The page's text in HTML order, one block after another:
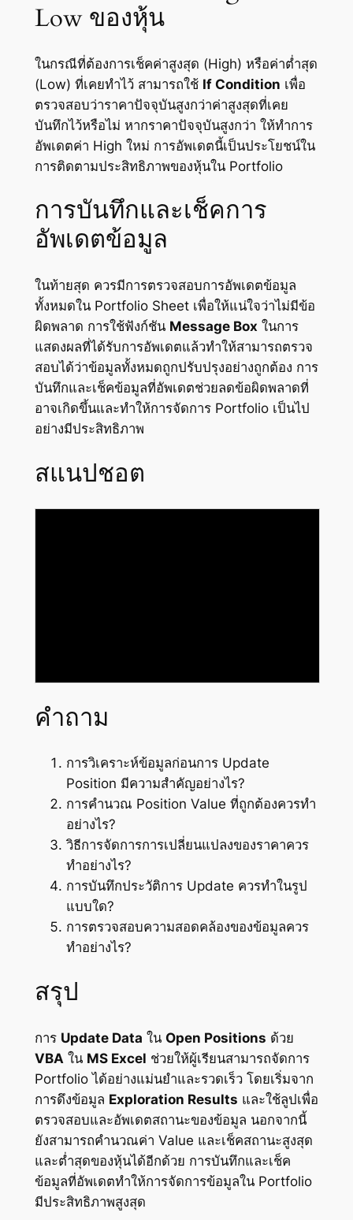
Low ของหุ้น
ในกรณีที่ต้องการเช็คค่าสูงสุด (High) หรือค่าต่ำสุด
(Low) ที่เคยทำไว้ สามารถใช้ If Condition เพื่อ
ตรวจสอบว่าราคาปัจจุบันสูงกว่าค่าสูงสุดที่เคย
บันทึกไว้หรือไม่ หากราคาปัจจุบันสูงกว่า ให้ทำการ
อัพเดตค่า High ใหม่ การอัพเดตนี้เป็นประโยชน์ใน
การติดตามประสิทธิภาพของหุ้นใน Portfolio
การบันทึกและเช็คการ
อัพเดตข้อมูล
ในท้ายสุด ควรมีการตรวจสอบการอัพเดตข้อมูล
ทั้งหมดใน Portfolio Sheet เพื่อให้แน่ใจว่าไม่มีข้อ
ผิดพลาด การใช้ฟังก์ชัน Message Box ในการ
แสดงผลที่ได้รับการอัพเดตแล้วทำให้สามารถตรวจ
สอบได้ว่าข้อมูลทั้งหมดถูกปรับปรุงอย่างถูกต้อง การ
บันทึกและเช็คข้อมูลที่อัพเดตช่วยลดข้อผิดพลาดที่
อาจเกิดขึ้นและทำให้การจัดการ Portfolio เป็นไป
อย่างมีประสิทธิภาพ
สแนปชอต
คำถาม
การวิเคราะห์ข้อมูลก่อนการ Update
Position มีความสำคัญอย่างไร?
การคำนวณ Position Value ที่ถูกต้องควรทำ
อย่างไร?
วิธีการจัดการการเปลี่ยนแปลงของราคาควร
ทำอย่างไร?
การบันทึกประวัติการ Update ควรทำในรูป
แบบใด?
การตรวจสอบความสอดคล้องของข้อมูลควร
ทำอย่างไร?
สรุป
การ Update Data ใน Open Positions ด้วย
VBA ใน MS Excel ช่วยให้ผู้เรียนสามารถจัดการ
Portfolio ได้อย่างแม่นยำและรวดเร็ว โดยเริ่มจาก
การดึงข้อมูล Exploration Results และใช้ลูปเพื่อ
ตรวจสอบและอัพเดตสถานะของข้อมูล นอกจากนี้
ยังสามารถคำนวณค่า Value และเช็คสถานะสูงสุด
และต่ำสุดของหุ้นได้อีกด้วย การบันทึกและเช็ค
ข้อมูลที่อัพเดตทำให้การจัดการข้อมูลใน Portfolio
มีประสิทธิภาพสูงสุด